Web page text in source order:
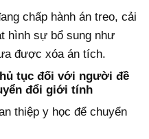
chấp hành án treo, cải
hình sự bổ sung như
được xóa án tích.
tục đối với người đề
đổi giới tính
thiệp y học để chuyển